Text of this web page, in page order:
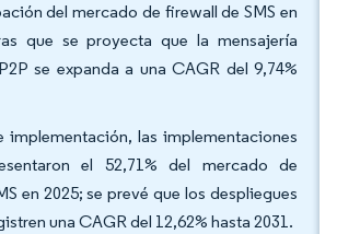
del mercado de firewall de SMS en
que se proyecta que la mensajería
se expanda a una CAGR del 9,74%
implementación, las implementaciones
el 52,71% del mercado de
en 2025; se prevé que los despliegues
una CAGR del 12,62% hasta 2031.